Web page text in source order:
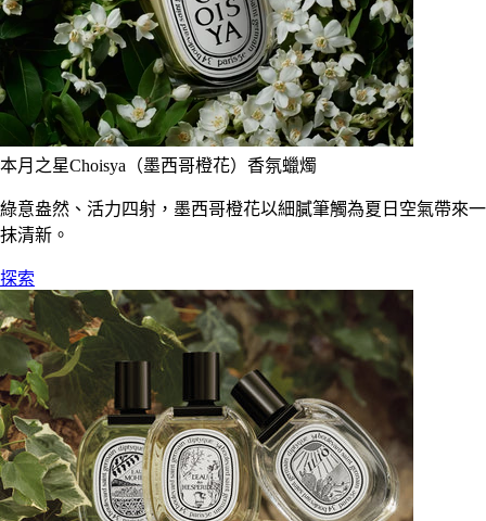
本月之星Choisya（墨西哥橙花）香氛蠟燭
綠意盎然、活力四射，墨西哥橙花以細膩筆觸為夏日空氣帶來一
抹清新。
探索